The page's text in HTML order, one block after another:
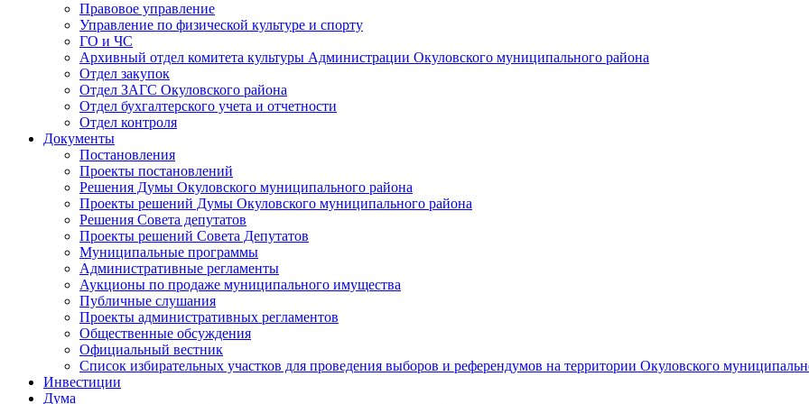
Правовое управление
Управление по физической культуре и спорту
ГО и ЧС
Архивный отдел комитета культуры Администрации Окуловского муниципального района
Отдел закупок
Отдел ЗАГС Окуловского района
Отдел бухгалтерского учета и отчетности
Отдел контроля
Документы
Постановления
Проекты постановлений
Решения Думы Окуловского муниципального района
Проекты решений Думы Окуловского муниципального района
Решения Совета депутатов
Проекты решений Совета Депутатов
Муниципальные программы
Административные регламенты
Аукционы по продаже муниципального имущества
Публичные слушания
Проекты административных регламентов
Общественные обсуждения
Официальный вестник
Список избирательных участков для проведения выборов и референдумов на территории Окуловского
Инвестиции
Дума